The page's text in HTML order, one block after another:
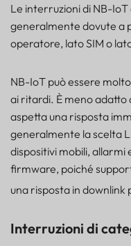
Le interruzioni di NB-IoT
generalmente dovute a
operatore, lato SIM o
NB-IoT può essere
ai ritardi. È meno adatto
aspetta una risposta
generalmente la scelta
dispositivi mobili,
firmware, poiché
una risposta in downlink
Interruzioni di